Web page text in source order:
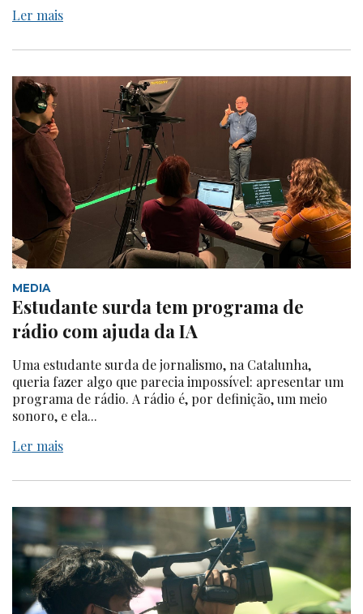
Ler mais
MEDIA
Estudante surda tem programa de
rádio com ajuda da IA
Uma estudante surda de jornalismo, na Catalunha,
queria fazer algo que parecia impossível: apresentar um
programa de rádio. A rádio é, por definição, um meio
sonoro, e ela...
Ler mais